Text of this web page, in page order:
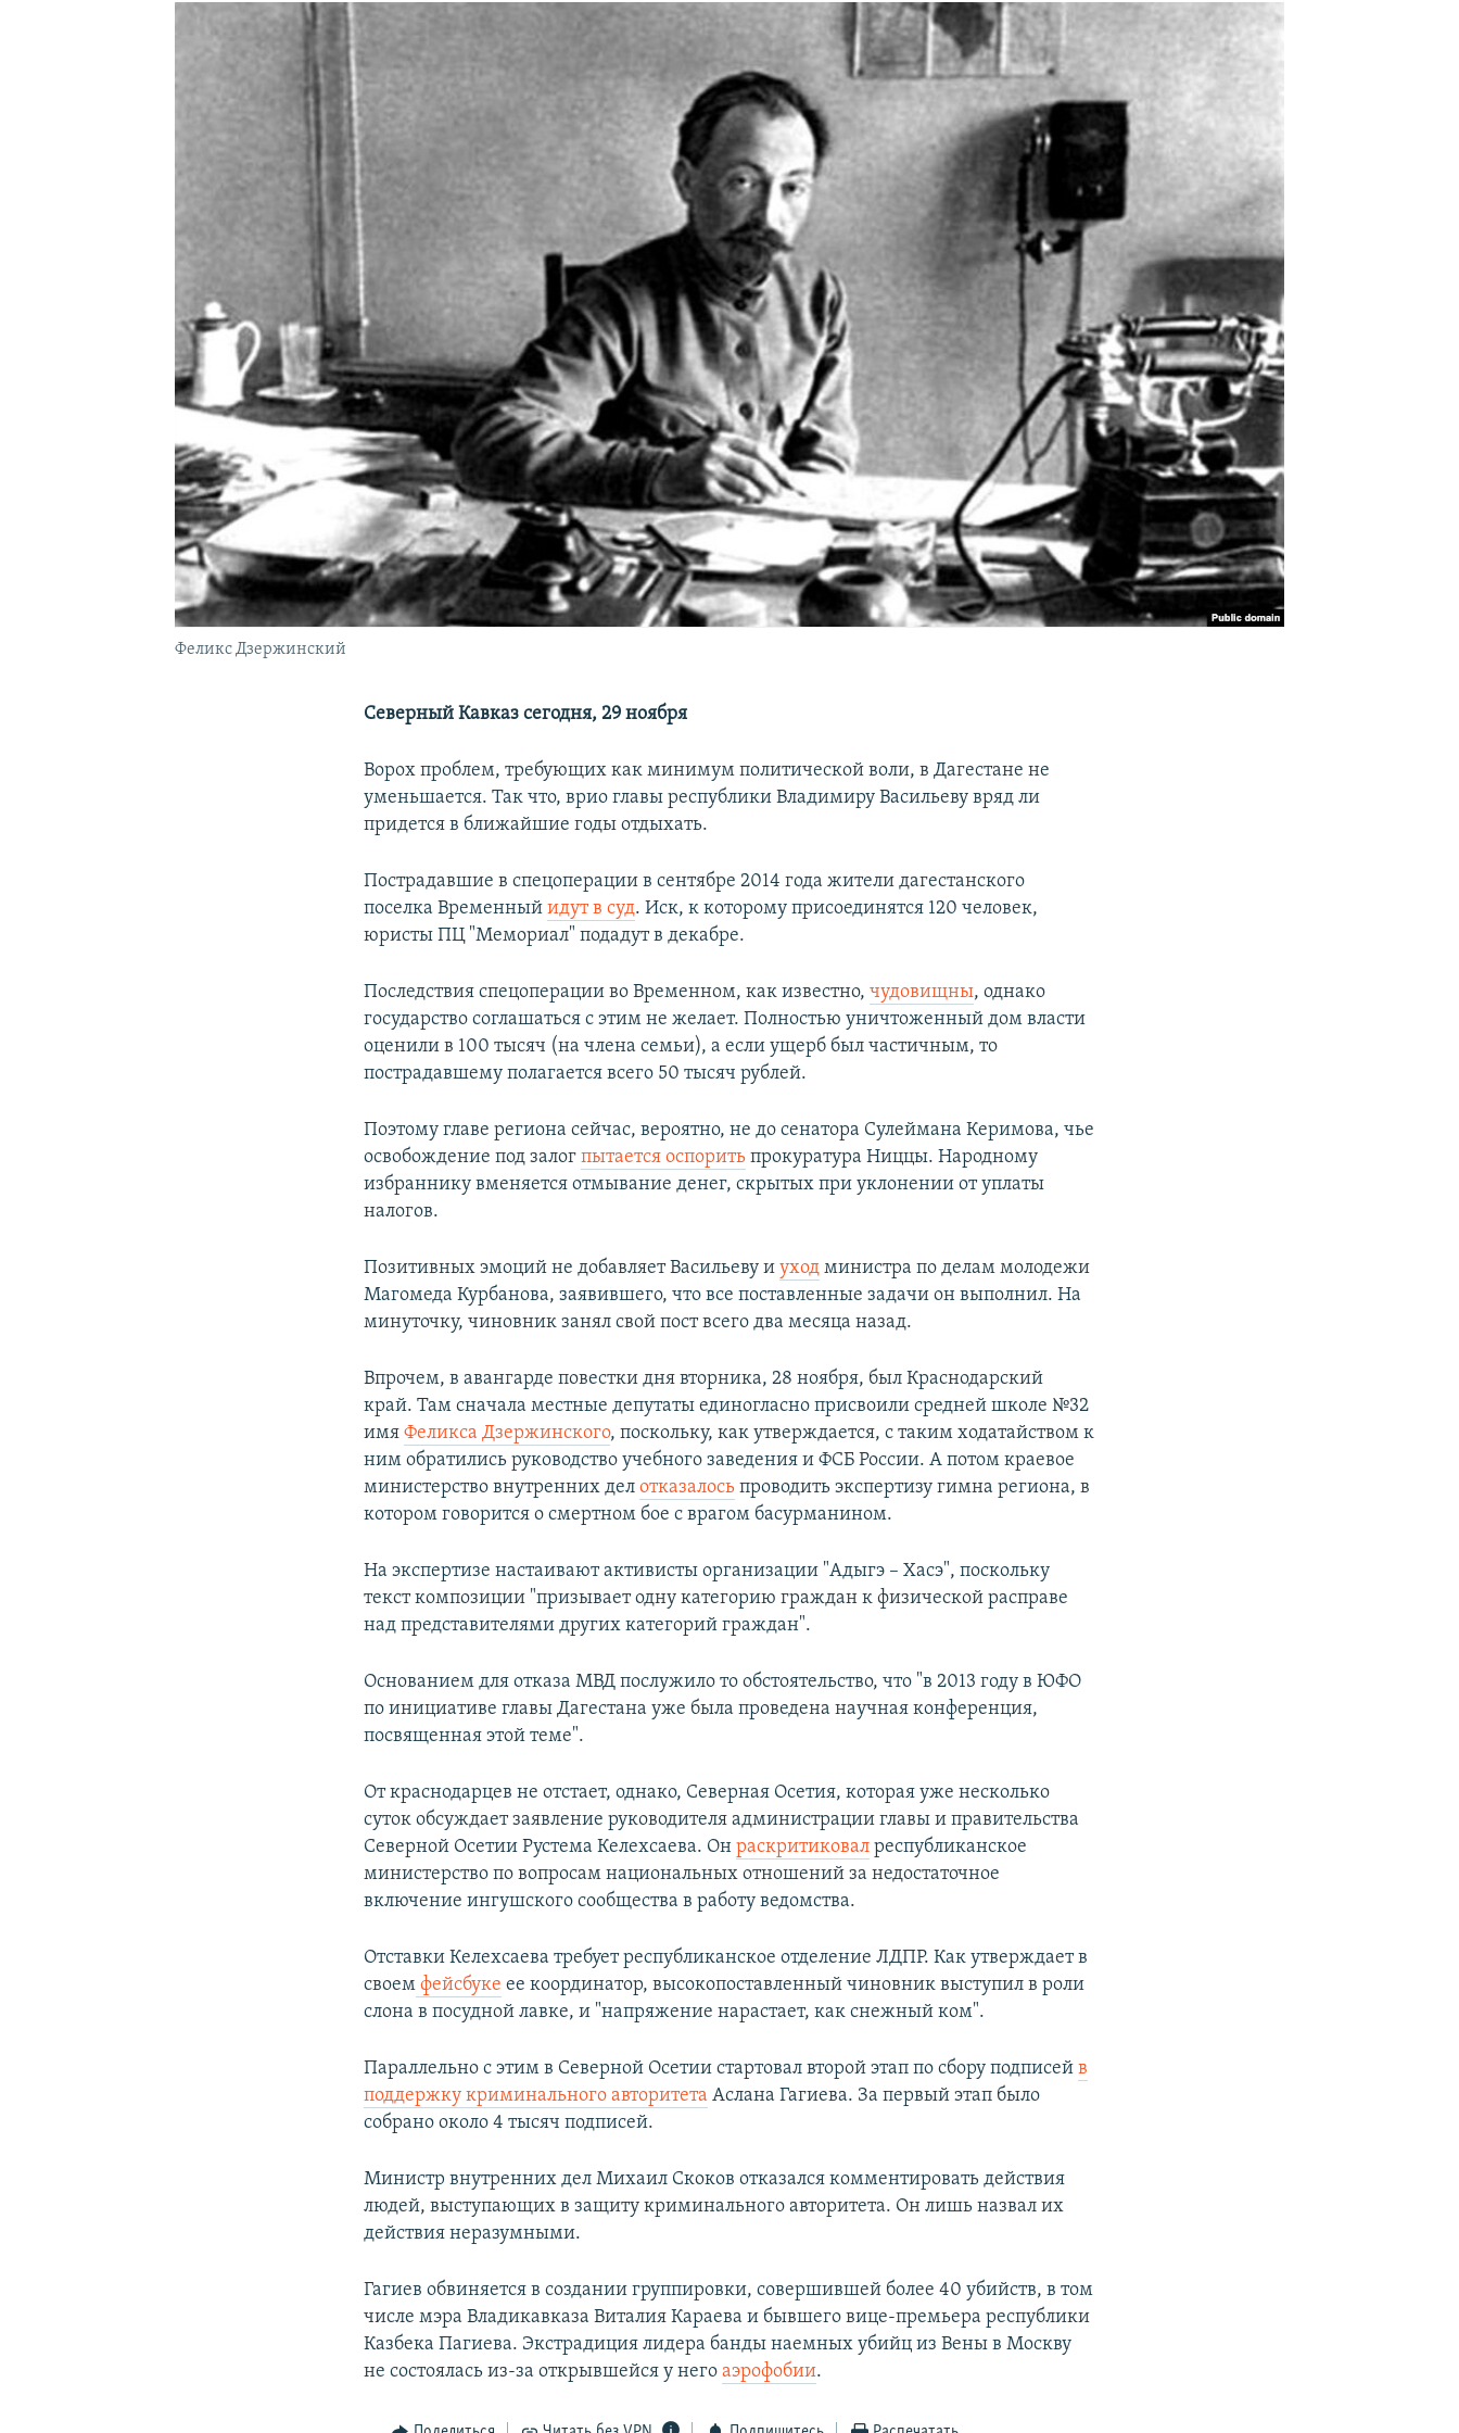
ПОДПИШИТЕСЬ НА РАССЫЛКУ
Феликс Дзержинский
Северный Кавказ сегодня, 29 ноября
Ворох проблем, требующих как минимум политической воли, в Дагестане не
уменьшается. Так что, врио главы республики Владимиру Васильеву вряд ли
придется в ближайшие годы отдыхать.
Пострадавшие в спецоперации в сентябре 2014 года жители дагестанского
поселка Временныйидут в суд. Иск, к которому присоединятся 120 человек,
юристы ПЦ "Мемориал" подадут в декабре.
Последствия спецоперации во Временном, как известно,чудовищны, однако
государство соглашаться с этим не желает. Полностью уничтоженный дом власти
оценили в 100 тысяч (на члена семьи), а если ущерб был частичным, то
пострадавшему полагается всего 50 тысяч рублей.
Поэтому главе региона сейчас, вероятно, не до сенатора Сулеймана Керимова, чье
освобождение под залогпытается оспорить прокуратура Ниццы. Народному
избраннику вменяется отмывание денег, скрытых при уклонении от уплаты
налогов.
Позитивных эмоций не добавляет Васильеву иуход министра по делам молодежи
Магомеда Курбанова, заявившего, что все поставленные задачи он выполнил. На
минуточку, чиновник занял свой пост всего два месяца назад.
Впрочем, в авангарде повестки дня вторника, 28 ноября, был Краснодарский
край. Там сначала местные депутаты единогласно присвоили средней школе №32
имяФеликса Дзержинского, поскольку, как утверждается, с таким ходатайством к
ним обратились руководство учебного заведения и ФСБ России. А потом краевое
министерство внутренних делотказалось проводить экспертизу гимна региона, в
котором говорится о смертном бое с врагом басурманином.
На экспертизе настаивают активисты организации "Адыгэ – Хасэ", поскольку
текст композиции "призывает одну категорию граждан к физической расправе
над представителями других категорий граждан".
Основанием для отказа МВД послужило то обстоятельство, что "в 2013 году в ЮФО
по инициативе главы Дагестана уже была проведена научная конференция,
посвященная этой теме".
От краснодарцев не отстает, однако, Северная Осетия, которая уже несколько
суток обсуждает заявление руководителя администрации главы и правительства
Северной Осетии Рустема Келехсаева. Онраскритиковал республиканское
министерство по вопросам национальных отношений за недостаточное
включение ингушского сообщества в работу ведомства.
Отставки Келехсаева требует республиканское отделение ЛДПР. Как утверждает в
своем фейсбуке ее координатор, высокопоставленный чиновник выступил в роли
слона в посудной лавке, и "напряжение нарастает, как снежный ком".
Параллельно с этим в Северной Осетии стартовал второй этап по сбору подписейв
поддержку криминального авторитета Аслана Гагиева. За первый этап было
собрано около 4 тысяч подписей.
Министр внутренних дел Михаил Скоков отказался комментировать действия
людей, выступающих в защиту криминального авторитета. Он лишь назвал их
действия неразумными.
Гагиев обвиняется в создании группировки, совершившей более 40 убийств, в том
числе мэра Владикавказа Виталия Караева и бывшего вице-премьера республики
Казбека Пагиева. Экстрадиция лидера банды наемных убийц из Вены в Москву
не состоялась из‐за открывшейся у негоаэрофобии.